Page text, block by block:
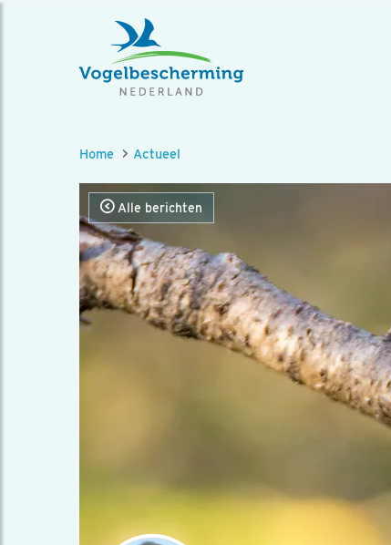
Home Actueel
Alle berichten